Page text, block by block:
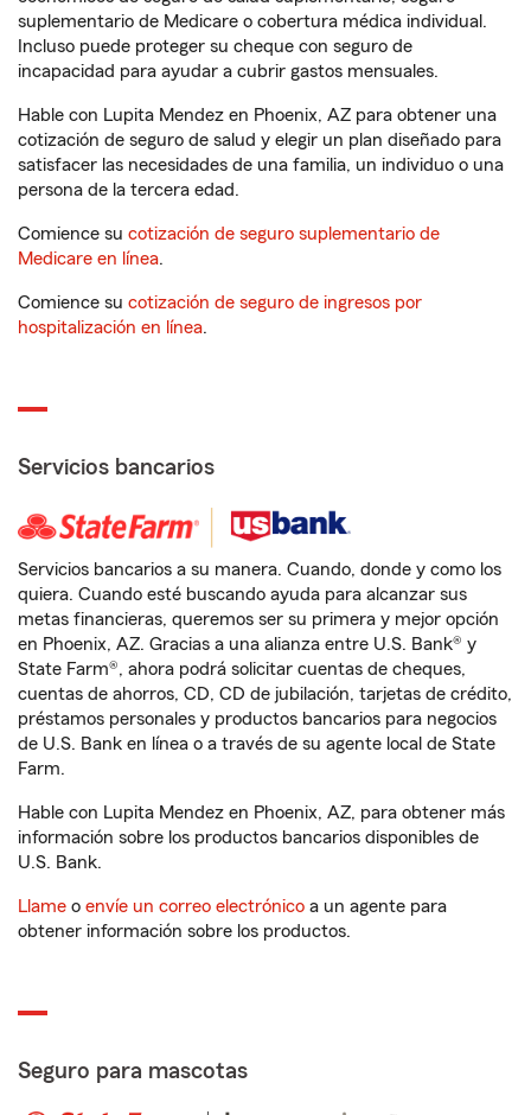
suplementario de Medicare o cobertura médica individual.
Incluso puede proteger su cheque con seguro de
incapacidad para ayudar a cubrir gastos mensuales.
Hable con Lupita Mendez en Phoenix, AZ para obtener una
cotización de seguro de salud y elegir un plan diseñado para
satisfacer las necesidades de una familia, un individuo o una
persona de la tercera edad.
Comience su cotización de seguro suplementario de
Medicare en línea.
Comience su cotización de seguro de ingresos por
hospitalización en línea.
Servicios bancarios
Servicios bancarios a su manera. Cuando, donde y como los
quiera. Cuando esté buscando ayuda para alcanzar sus
metas financieras, queremos ser su primera y mejor opción
en Phoenix, AZ. Gracias a una alianza entre U.S. Bank® y
State Farm®, ahora podrá solicitar cuentas de cheques,
cuentas de ahorros, CD, CD de jubilación, tarjetas de crédito,
préstamos personales y productos bancarios para negocios
de U.S. Bank en línea o a través de su agente local de State
Farm.
Hable con Lupita Mendez en Phoenix, AZ, para obtener más
información sobre los productos bancarios disponibles de
U.S. Bank.
Llame o envíe un correo electrónico a un agente para
obtener información sobre los productos.
Seguro para mascotas